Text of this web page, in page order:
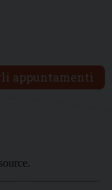
appuntamenti